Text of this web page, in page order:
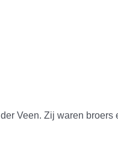
Veen. Zij waren